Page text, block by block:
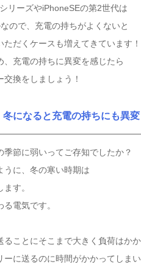
リーズやiPhoneSEの第2世代は
ので、充電の持ちがよくないと
だくケースも増えてきています！
充電の持ちに異変を感じたら
換をしましょう！
冬になると充電の持ちにも異変
節に弱いってご存知でしたか？
うに、冬の寒い時期は
す。
電気です。
ことにそこまで大きく負荷はかか
に送るのに時間がかかってしまい